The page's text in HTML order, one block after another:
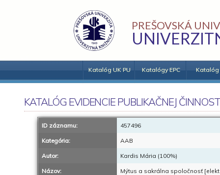
PREŠOVSKÁ
Katalóg UK PU Katalógy EPC Katalóg
KATALÓG EVIDENCIE PUBLIKAČNEJ
ID záznamu: 457496
Kategória: AAB
Autor: Kardis Mária (100%)
Názov: Mýtus a sakrálna spoločnosť